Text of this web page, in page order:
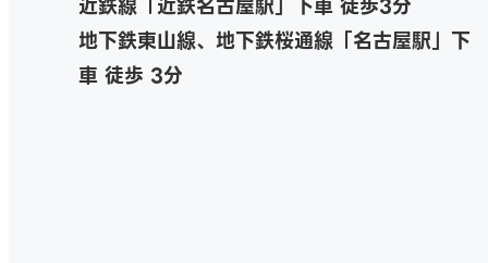
地下鉄東山線、地下鉄桜通線「名古屋駅」下
車 徒歩 3分